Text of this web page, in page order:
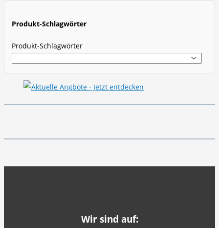
Produkt-Schlagwörter
Produkt-Schlagwörter
Wir sind auf: